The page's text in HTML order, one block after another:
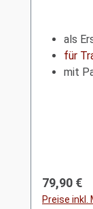
als
für
mit
Regulärer
79,90 €
Preise